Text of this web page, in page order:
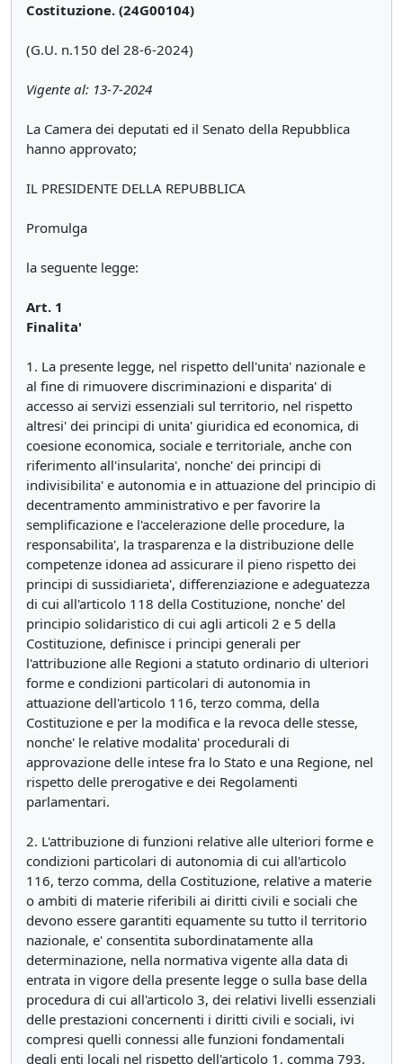
Costituzione. (24G00104)
(G.U. n.150 del 28-6-2024)
Vigente al: 13-7-2024
La Camera dei deputati ed il Senato della Repubblica
hanno approvato;
IL PRESIDENTE DELLA REPUBBLICA
Promulga
la seguente legge:
Art. 1
Finalita'
1. La presente legge, nel rispetto dell'unita' nazionale e
al fine di rimuovere discriminazioni e disparita' di
accesso ai servizi essenziali sul territorio, nel rispetto
altresi' dei principi di unita' giuridica ed economica, di
coesione economica, sociale e territoriale, anche con
riferimento all'insularita', nonche' dei principi di
indivisibilita' e autonomia e in attuazione del principio di
decentramento amministrativo e per favorire la
semplificazione e l'accelerazione delle procedure, la
responsabilita', la trasparenza e la distribuzione delle
competenze idonea ad assicurare il pieno rispetto dei
principi di sussidiarieta', differenziazione e adeguatezza
di cui all'articolo 118 della Costituzione, nonche' del
principio solidaristico di cui agli articoli 2 e 5 della
Costituzione, definisce i principi generali per
l'attribuzione alle Regioni a statuto ordinario di ulteriori
forme e condizioni particolari di autonomia in
attuazione dell'articolo 116, terzo comma, della
Costituzione e per la modifica e la revoca delle stesse,
nonche' le relative modalita' procedurali di
approvazione delle intese fra lo Stato e una Regione, nel
rispetto delle prerogative e dei Regolamenti
parlamentari.
2. L'attribuzione di funzioni relative alle ulteriori forme e
condizioni particolari di autonomia di cui all'articolo
116, terzo comma, della Costituzione, relative a materie
o ambiti di materie riferibili ai diritti civili e sociali che
devono essere garantiti equamente su tutto il territorio
nazionale, e' consentita subordinatamente alla
determinazione, nella normativa vigente alla data di
entrata in vigore della presente legge o sulla base della
procedura di cui all'articolo 3, dei relativi livelli essenziali
delle prestazioni concernenti i diritti civili e sociali, ivi
compresi quelli connessi alle funzioni fondamentali
degli enti locali nel rispetto dell'articolo 1, comma 793,